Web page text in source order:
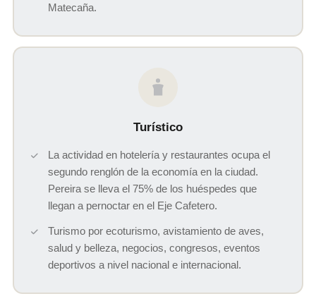
Matecaña.
Turístico
La actividad en hotelería y restaurantes ocupa el
segundo renglón de la economía en la ciudad.
Pereira se lleva el 75% de los huéspedes que
llegan a pernoctar en el Eje Cafetero.
Turismo por ecoturismo, avistamiento de aves,
salud y belleza, negocios, congresos, eventos
deportivos a nivel nacional e internacional.